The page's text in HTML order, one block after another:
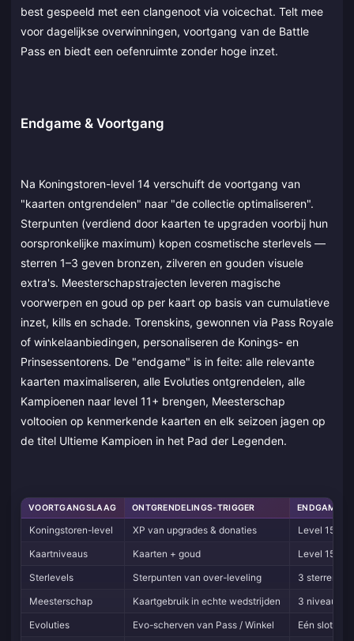
best gespeeld met een clangenoot via voicechat. Telt mee
voor dagelijkse overwinningen, voortgang van de Battle
Pass en biedt een oefenruimte zonder hoge inzet.
Endgame & Voortgang
Na Koningstoren-level 14 verschuift de voortgang van
"kaarten ontgrendelen" naar "de collectie optimaliseren".
Sterpunten (verdiend door kaarten te upgraden voorbij hun
oorspronkelijke maximum) kopen cosmetische sterlevels —
sterren 1–3 geven bronzen, zilveren en gouden visuele
extra's. Meesterschapstrajecten leveren magische
voorwerpen en goud op per kaart op basis van cumulatieve
inzet, kills en schade. Torenskins, gewonnen via Pass Royale
of winkelaanbiedingen, personaliseren de Konings- en
Prinsessentorens. De "endgame" is in feite: alle relevante
kaarten maximaliseren, alle Evoluties ontgrendelen, alle
Kampioenen naar level 11+ brengen, Meesterschap
voltooien op kenmerkende kaarten en elk seizoen jagen op
de titel Ultieme Kampioen in het Pad der Legenden.
VOORTGANGSLAAG ONTGRENDELINGS-TRIGGER ENDGAME-
Koningstoren-level XP van upgrades & donaties
Level 15
Kaartniveaus
Kaarten + goud
Level 15
Sterlevels
Sterpunten van over-leveling
3 sterren
Meesterschap
Kaartgebruik in echte wedstrijden
3 niveaus
Evoluties
Evo-scherven van Pass / Winkel
Eén slot per